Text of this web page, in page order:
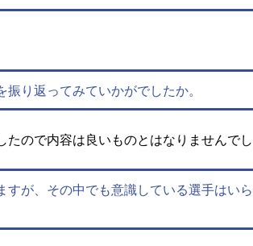
り返ってみていかがでしたか。
ので内容は良いものとはなりませんでし
すが、その中でも意識している選手はい